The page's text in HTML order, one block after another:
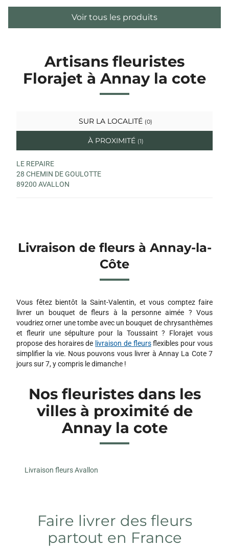
Voir tous les produits
Artisans fleuristes
Florajet à Annay la cote
SUR LA LOCALITÉ (0)
À PROXIMITÉ (1)
LE REPAIRE
28 CHEMIN DE GOULOTTE
89200 AVALLON
Livraison de fleurs à Annay-la-
Côte
Vous fêtez bientôt la Saint-Valentin, et vous comptez faire
livrer un bouquet de fleurs à la personne aimée ? Vous
voudriez orner une tombe avec un bouquet de chrysanthèmes
et fleurir une sépulture pour la Toussaint ? Florajet vous
propose des horaires de livraison de fleursflexibles pour vous
simplifier la vie. Nous pouvons vous livrer à Annay La Cote 7
jours sur 7, y compris le dimanche !
Nos fleuristes dans les
villes à proximité de
Annay la cote
Livraison fleurs Avallon
Faire livrer des fleurs
partout en France